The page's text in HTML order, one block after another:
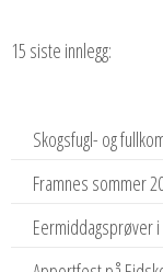
15 siste innlegg:
Skogsfugl- og
Framnes sommer
Eermiddagsprøver